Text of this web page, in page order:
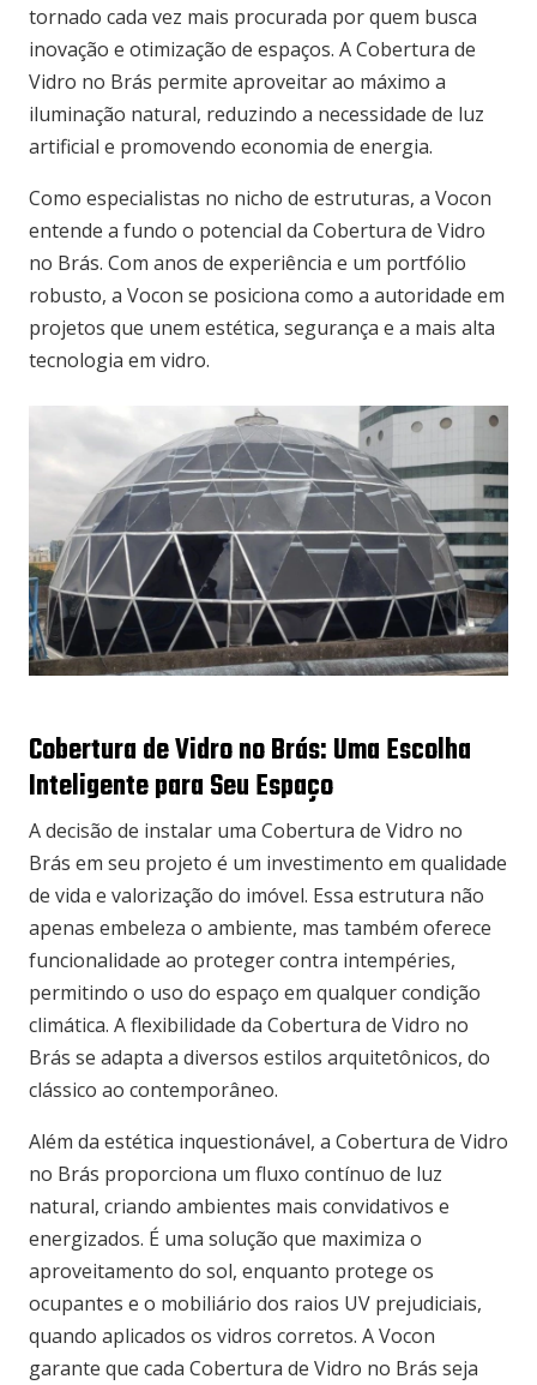
tornado cada vez mais procurada por quem busca
inovação e otimização de espaços. A Cobertura de
Vidro no Brás permite aproveitar ao máximo a
iluminação natural, reduzindo a necessidade de luz
artificial e promovendo economia de energia.
Como especialistas no nicho de estruturas, a Vocon
entende a fundo o potencial da Cobertura de Vidro
no Brás. Com anos de experiência e um portfólio
robusto, a Vocon se posiciona como a autoridade em
projetos que unem estética, segurança e a mais alta
tecnologia em vidro.
Cobertura de Vidro no Brás: Uma Escolha
Inteligente para Seu Espaço
A decisão de instalar uma Cobertura de Vidro no
Brás em seu projeto é um investimento em qualidade
de vida e valorização do imóvel. Essa estrutura não
apenas embeleza o ambiente, mas também oferece
funcionalidade ao proteger contra intempéries,
permitindo o uso do espaço em qualquer condição
climática. A flexibilidade da Cobertura de Vidro no
Brás se adapta a diversos estilos arquitetônicos, do
clássico ao contemporâneo.
Além da estética inquestionável, a Cobertura de Vidro
no Brás proporciona um fluxo contínuo de luz
natural, criando ambientes mais convidativos e
energizados. É uma solução que maximiza o
aproveitamento do sol, enquanto protege os
ocupantes e o mobiliário dos raios UV prejudiciais,
quando aplicados os vidros corretos. A Vocon
garante que cada Cobertura de Vidro no Brás seja